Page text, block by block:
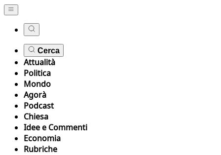
Cerca
Attualità
Politica
Mondo
Agorà
Podcast
Chiesa
Idee e Commenti
Economia
Rubriche